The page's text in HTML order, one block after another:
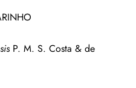
P. M. S. Costa & de